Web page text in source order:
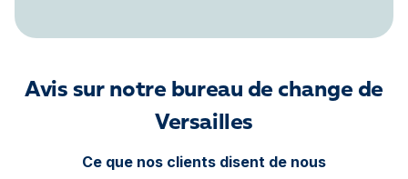
Avis sur notre bureau de change de
Versailles
Ce que nos clients disent de nous